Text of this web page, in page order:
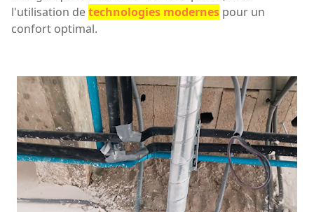
l'utilisation detechnologies modernes pour un
confort optimal.